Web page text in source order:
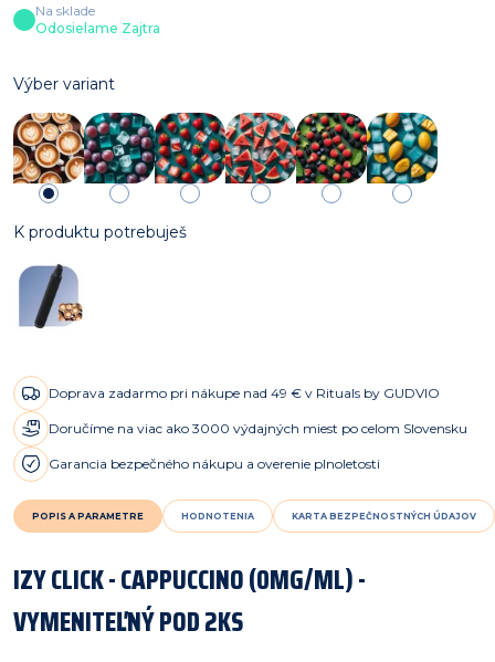
Na sklade
Odosielame Zajtra
Výber variant
K produktu potrebuješ
Doprava zadarmo pri nákupe nad 49 € v Rituals by GUDVIO
Doručíme na viac ako 3000 výdajných miest po celom Slovensku
Garancia bezpečného nákupu a overenie plnoletosti
POPIS A PARAMETRE HODNOTENIA KARTA BEZPEČNOSTNÝCH ÚDAJOV
IZY CLICK - CAPPUCCINO (0MG/ML) -
VYMENITEĽNÝ POD 2KS